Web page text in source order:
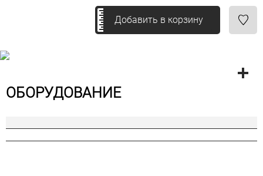
Добавить в корзину
ОБОРУДОВАНИЕ